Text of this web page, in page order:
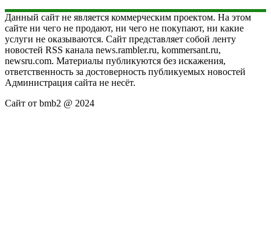
Данный сайт не является коммерческим проектом. На этом
сайте ни чего не продают, ни чего не покупают, ни какие
услуги не оказываются. Сайт представляет собой ленту
новостей RSS канала news.rambler.ru, kommersant.ru,
newsru.com. Материалы публикуются без искажения,
ответственность за достоверность публикуемых новостей
Администрация сайта не несёт.
Сайт от bmb2 @ 2024